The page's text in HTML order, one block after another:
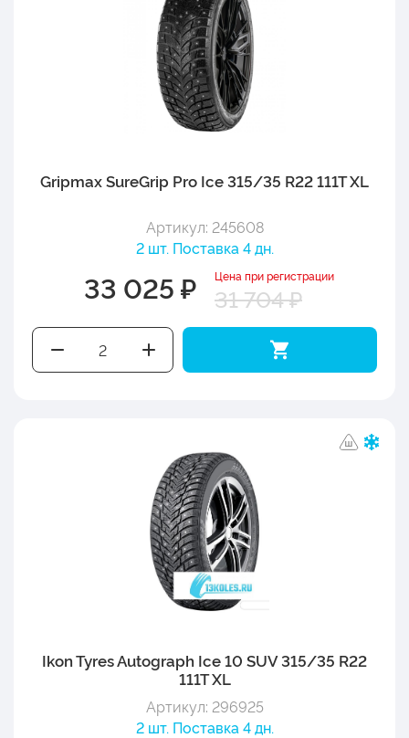
Gripmax SureGrip Pro Ice 315/35 R22 111T XL
Артикул: 245608
2 шт. Поставка 4 дн.
33 025 ₽ Цена при регистрации
31 704 ₽
Ikon Tyres Autograph Ice 10 SUV 315/35 R22
111T XL
Артикул: 296925
2 шт. Поставка 4 дн.